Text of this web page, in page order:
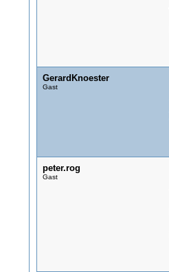
GerardKnoester
Gast
peter.rog
Gast